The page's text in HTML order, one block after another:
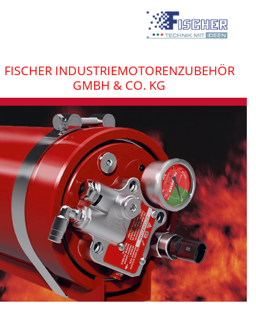
FISCHER INDUSTRIEMOTORENZUBEHÖR
GMBH & CO. KG